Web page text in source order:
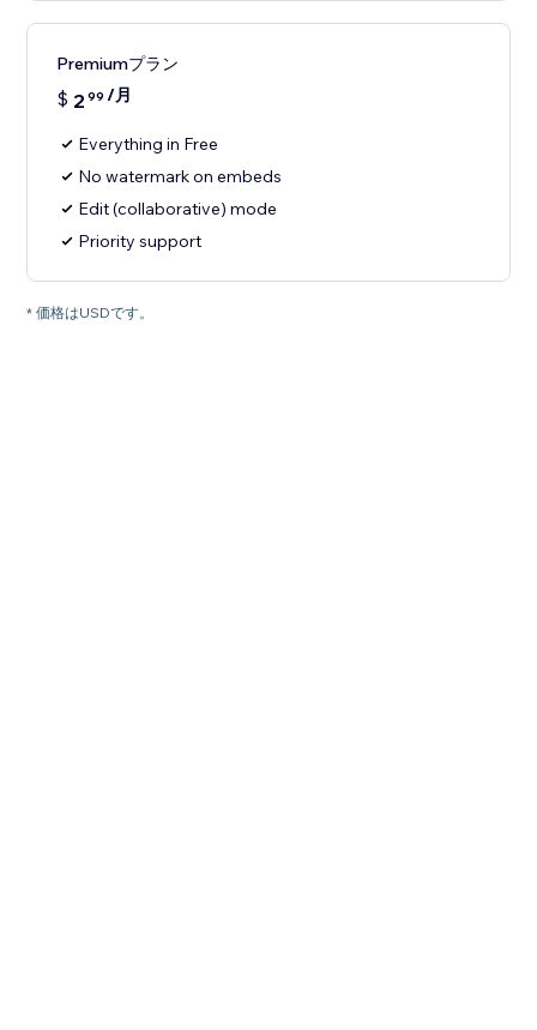
Premiumプラン
$ 2 99 /月
Everything in Free
No watermark on embeds
Edit (collaborative) mode
Priority support
* 価格はUSDです。